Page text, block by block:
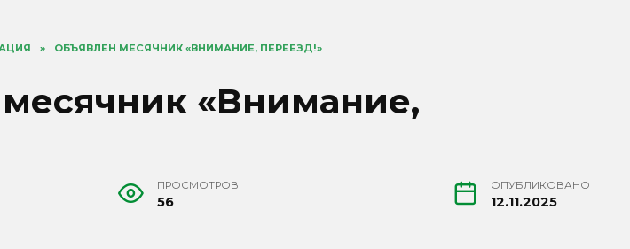
» ОБЪЯВЛЕН МЕСЯЧНИК «ВНИМАНИЕ, ПЕРЕЕЗД!»
«Внимание,
ПРОСМОТРОВ
56
ОПУБЛИКОВАНО
12.11.2025